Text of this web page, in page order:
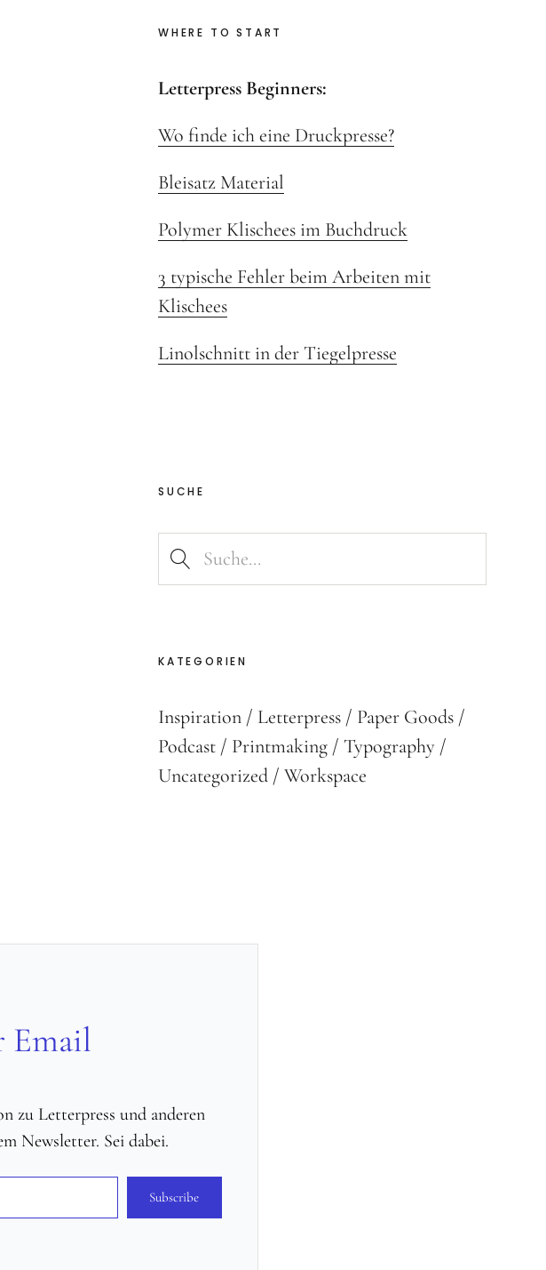
WHERE TO START
Letterpress Beginners:
Wo finde ich eine Druckpresse?
Bleisatz Material
Polymer Klischees im Buchdruck
3 typische Fehler beim Arbeiten mit
Klischees
Linolschnitt in der Tiegelpresse
SUCHE
KATEGORIEN
Inspiration Letterpress
Paper Goods
Podcast
Printmaking
Typography
Uncategorized
Workspace
Email
zu Letterpress und anderen
Newsletter. Sei dabei.
Subscribe